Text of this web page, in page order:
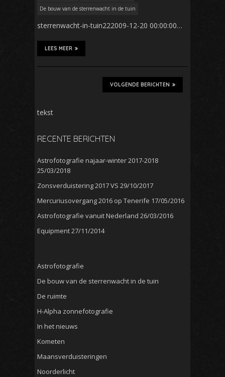
De bouw van de sterrenwacht in de tuin
sterrenwacht-in-tuin222009-12-20 00:00:00…
LEES MEER
VOLGENDE BERICHTEN
tekst
RECENTE BERICHTEN
Astrofotografie najaar-winter 2017-2018
25/03/2018
Zonsverduistering 2017 VS 29/10/2017
Mercuriusovergang 2016 op Tenerife 17/05/2016
Astrofotografie vanuit Nederland 26/03/2016
Equipment27/11/2014
Astrofotografie
De bouw van de sterrenwacht in de tuin
De ruimte
H-Alpha zonnefotografie
In het nieuws
Kometen
Maansverduisteringen
Noorderlicht